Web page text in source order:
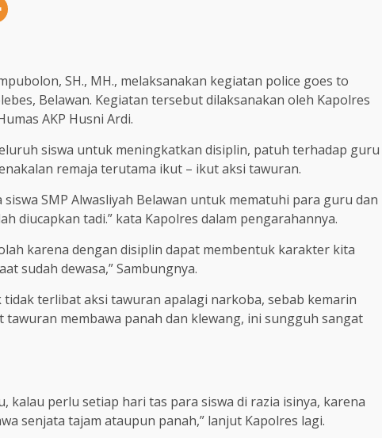
SH., MH., melaksanakan kegiatan police goes to
Belawan. Kegiatan tersebut dilaksanakan oleh Kapolres
AKP Husni Ardi.
siswa untuk meningkatkan disiplin, patuh terhadap guru
remaja terutama ikut – ikut aksi tawuran.
SMP Alwasliyah Belawan untuk mematuhi para guru dan
diucapkan tadi.” kata Kapolres dalam pengarahannya.
karena dengan disiplin dapat membentuk karakter kita
sudah dewasa,” Sambungnya.
tidak terlibat aksi tawuran apalagi narkoba, sebab kemarin
tawuran membawa panah dan klewang, ini sungguh sangat
kalau perlu setiap hari tas para siswa di razia isinya, karena
senjata tajam ataupun panah,” lanjut Kapolres lagi.